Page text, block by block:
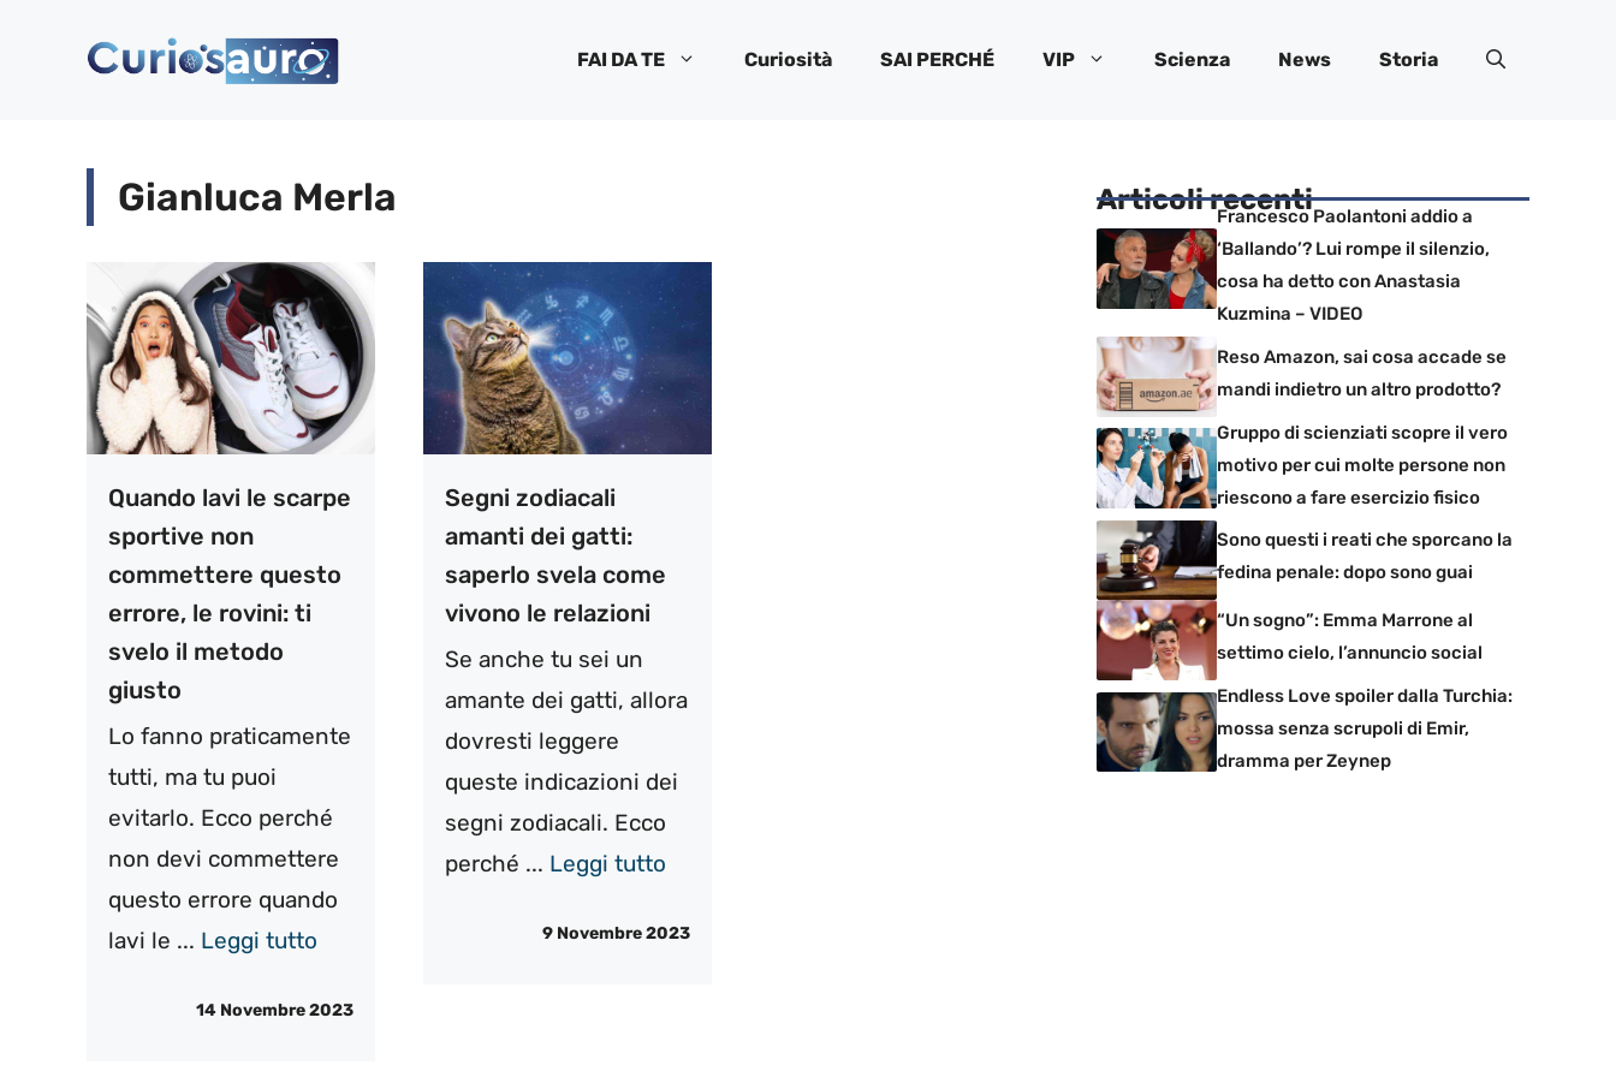
FAI DA TE Curiosità SAI PERCHÉ VIP Scienza News Storia
Gianluca Merla
Quando lavi le scarpe
sportive non
commettere questo
errore, le rovini: ti
svelo il metodo
giusto
Lo fanno praticamente
tutti, ma tu puoi
evitarlo. Ecco perché
non devi commettere
questo errore quando
lavi le ... Leggi tutto
14 Novembre 2023
Segni zodiacali
amanti dei gatti:
saperlo svela come
vivono le relazioni
Se anche tu sei un
amante dei gatti, allora
dovresti leggere
queste indicazioni dei
segni zodiacali. Ecco
perché ... Leggi tutto
9 Novembre 2023
Articoli recentiFrancesco Paolantoni addio a
‘Ballando’? Lui rompe il silenzio,
cosa ha detto con Anastasia
Kuzmina – VIDEO
Reso Amazon, sai cosa accade se
mandi indietro un altro prodotto?
Gruppo di scienziati scopre il vero
motivo per cui molte persone non
riescono a fare esercizio fisico
Sono questi i reati che sporcano la
fedina penale: dopo sono guai
“Un sogno”: Emma Marrone al
settimo cielo, l’annuncio social
Endless Love spoiler dalla Turchia:
mossa senza scrupoli di Emir,
dramma per Zeynep